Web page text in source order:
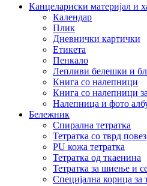
Канцелариски материјал и
Календар
Плик
Дневнички картички
Етикета
Пенкало
Лепливи белешки и
Книга со налепници
Книга со налепници
Налепница и фото
Бележник
Спирална тетратка
Тетратка со тврд повез
PU кожа тетратка
Тетратка од ткаенина
Тетратка за шиење и
Специјална корица за